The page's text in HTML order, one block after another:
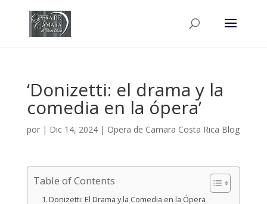
‘Donizetti: el drama y la
comedia en la ópera’
por | Dic 14, 2024| Opera de Camara Costa Rica Blog
Table of Contents
Donizetti: El Drama y la Comedia en la Ópera